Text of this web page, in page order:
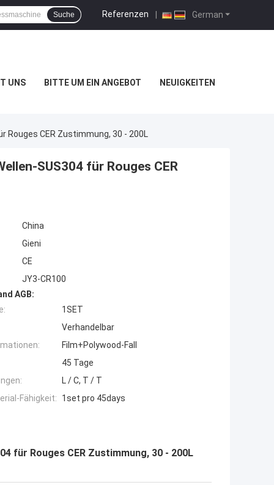
German
Referenzen |
Suche
UNS BITTE UM EIN ANGEBOT NEUIGKEITEN
Rouges CER Zustimmung, 30 - 200L
SUS304 für Rouges CER
China
Gieni
CE
JY3-CR100
AGB:
1SET
Verhandelbar
Film+Polywood-Fall
45 Tage
L / C, T / T
Fähigkeit:
1set pro 45days
für Rouges CER Zustimmung, 30 - 200L